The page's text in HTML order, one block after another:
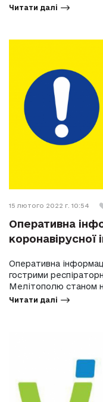
Читати далі
15 лютого 2022 г. 10:54
Оперативна
коронавірусної
Оперативна
гострими
Мелітополю станом
Читати далі